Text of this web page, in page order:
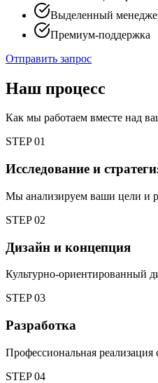
Выделенный
Премиум-поддержка
Отправить запрос
Наш процесс
Как мы работаем вместе над
STEP01
Исследование и
Мы анализируем ваши цели и
STEP02
Дизайн и концепция
Культурно-ориентированный
STEP03
Разработка
Профессиональная
STEP04